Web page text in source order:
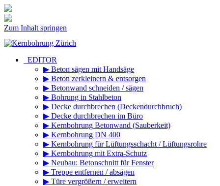
Zum Inhalt springen
_EDITOR
▶ Beton sägen mit Handsäge
▶ Beton zerkleinern & entsorgen
▶ Betonwand schneiden / sägen
▶ Bohrung in Stahlbeton
▶ Decke durchbrechen (Deckendurchbruch)
▶ Decke durchbrechen im Büro
▶ Kernbohrung Betonwand (Sauberkeit)
▶ Kernbohrung DN 400
▶ Kernbohrung für Lüftungsschacht / Lüftungsrohre
▶ Kernbohrung mit Extra-Schutz
▶ Neubau: Betonschnitt für Fenster
▶ Treppe entfernen / absägen
▶ Türe vergrößern / erweitern